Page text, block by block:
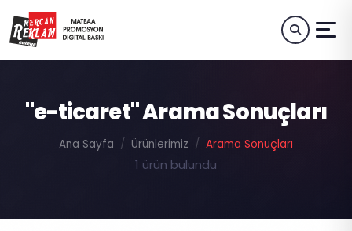
"e-ticaret" Arama Sonuçları
Ana Sayfa Ürünlerimiz Arama Sonuçları
1 ürün bulundu